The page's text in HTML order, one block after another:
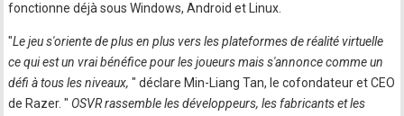
fonctionne déjà sous Windows, Android et Linux.
"Le jeu s'oriente de plus en plus vers les plateformes de réalité virtuelle
ce qui est un vrai bénéfice pour les joueurs mais s'annonce comme un
défi à tous les niveaux," déclare Min-Liang Tan, le cofondateur et CEO
de Razer. " OSVR rassemble les développeurs, les fabricants et les